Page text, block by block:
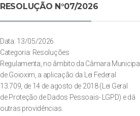
RESOLUÇÃO N°07/2026
Data: 13/05/2026
Categoria: Resoluções
Regulamenta, no âmbito da Câmara Municipal
de Goioxim, a aplicação da Lei Federal
13.709, de 14 de agosto de 2018 (Lei Geral
de Proteção de Dados Pessoais- LGPD) e dá
outras providências.